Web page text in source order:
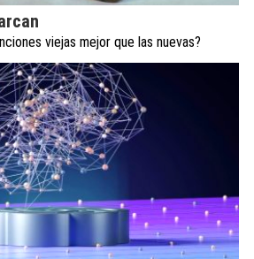
viejas mejor que las nuevas?